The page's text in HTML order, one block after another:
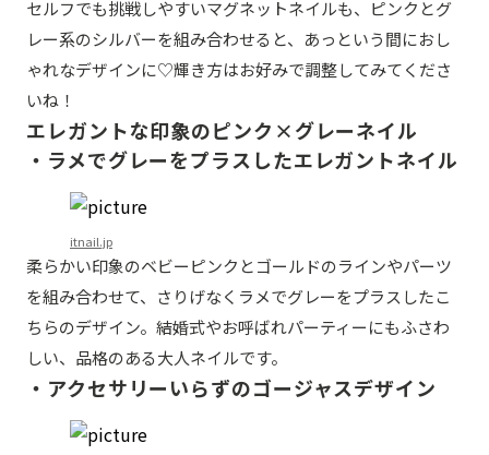
セルフでも挑戦しやすいマグネットネイルも、ピンクとグ
レー系のシルバーを組み合わせると、あっという間におし
ゃれなデザインに♡輝き方はお好みで調整してみてくださ
いね！
エレガントな印象のピンク×グレーネイル
・ラメでグレーをプラスしたエレガントネイル
itnail.jp
柔らかい印象のベビーピンクとゴールドのラインやパーツ
を組み合わせて、さりげなくラメでグレーをプラスしたこ
ちらのデザイン。結婚式やお呼ばれパーティーにもふさわ
しい、品格のある大人ネイルです。
・アクセサリーいらずのゴージャスデザイン